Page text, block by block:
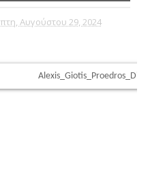
Αυγούστου 29, 2024